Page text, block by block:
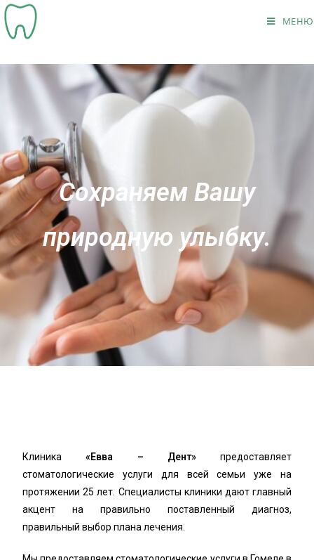
МЕНЮ
Сохраняем Вашу
природную улыбку.
Клиника«Евва – Дент»предоставляет
стоматологические услуги для всей семьи уже на
протяжении 25 лет. Специалисты клиники дают главный
акцент на правильно поставленный диагноз,
правильный выбор плана лечения.